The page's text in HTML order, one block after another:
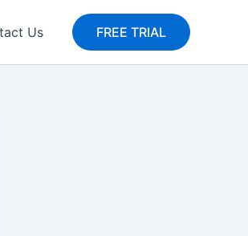
Us FREE TRIAL